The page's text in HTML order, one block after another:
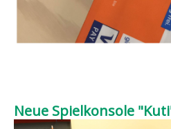
Neue Spielkonsole